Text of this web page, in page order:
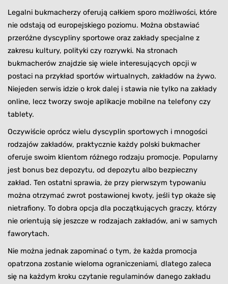
Legalni bukmacherzy oferują całkiem sporo możliwości, które
nie odstają od europejskiego poziomu. Można obstawiać
przeróżne dyscypliny sportowe oraz zakłady specjalne z
zakresu kultury, polityki czy rozrywki. Na stronach
bukmacherów znajdzie się wiele interesujących opcji w
postaci na przykład sportów wirtualnych, zakładów na żywo.
Niejeden serwis idzie o krok dalej i stawia nie tylko na zakłady
online, lecz tworzy swoje aplikacje mobilne na telefony czy
tablety.
Oczywiście oprócz wielu dyscyplin sportowych i mnogości
rodzajów zakładów, praktycznie każdy polski bukmacher
oferuje swoim klientom różnego rodzaju promocje. Popularny
jest bonus bez depozytu, od depozytu albo bezpieczny
zakład. Ten ostatni sprawia, że przy pierwszym typowaniu
można otrzymać zwrot postawionej kwoty, jeśli typ okaże się
nietrafiony. To dobra opcja dla początkujących graczy, którzy
nie orientują się jeszcze w rodzajach zakładów, ani w samych
faworytach.
Nie można jednak zapominać o tym, że każda promocja
opatrzona zostanie wieloma ograniczeniami, dlatego zaleca
się na każdym kroku czytanie regulaminów danego zakładu